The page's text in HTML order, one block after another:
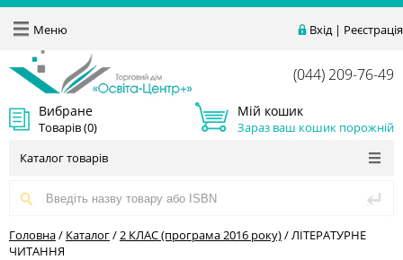
Вхід| Реєстрація
Меню
(044) 209-76-49
Вибране
Товарів (0)
Мій кошик
Зараз ваш кошик порожній
Каталог товарів
Головна/ Каталог/2 КЛАС (програма 2016 року)/ЛІТЕРАТУРНЕ
ЧИТАННЯ